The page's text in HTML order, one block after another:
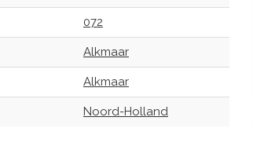
072
Alkmaar
Alkmaar
Noord-Holland